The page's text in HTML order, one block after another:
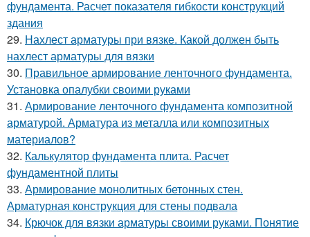
фундамента. Расчет показателя гибкости конструкций
здания
29. Нахлест арматуры при вязке. Какой должен быть
нахлест арматуры для вязки
30. Правильное армирование ленточного фундамента.
Установка опалубки своими руками
31. Армирование ленточного фундамента композитной
арматурой. Арматура из металла или композитных
материалов?
32. Калькулятор фундамента плита. Расчет
фундаментной плиты
33. Армирование монолитных бетонных стен.
Арматурная конструкция для стены подвала
34. Крючок для вязки арматуры своими руками. Понятие